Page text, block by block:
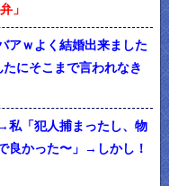
」
アｗよく結婚出来ました
にそこまで言われなき
私「犯人捕まったし、物
良かった〜」→しかし！